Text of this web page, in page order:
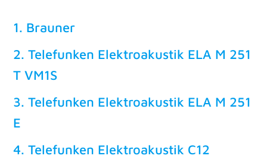
1. Brauner
2. Telefunken Elektroakustik ELA M 251
T VM1S
3. Telefunken Elektroakustik ELA M 251
E
4. Telefunken Elektroakustik C12